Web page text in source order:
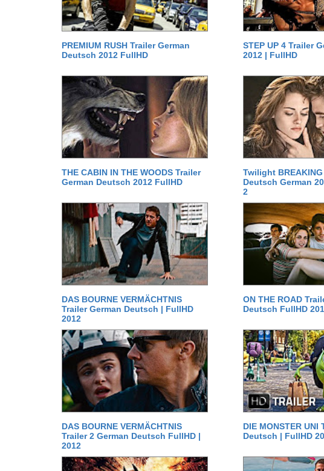
PREMIUM RUSH Trailer German
Deutsch 2012 FullHD
STEP UP 4 Trailer
2012 | FullHD
THE CABIN IN THE WOODS Trailer
German Deutsch 2012 FullHD
Twilight
Deutsch German
2
DAS BOURNE VERMÄCHTNIS
Trailer German Deutsch | FullHD
2012
ON THE ROAD
Deutsch FullHD
DAS BOURNE VERMÄCHTNIS
Trailer 2 German Deutsch FullHD |
2012
DIE MONSTER UNI
Deutsch | FullHD